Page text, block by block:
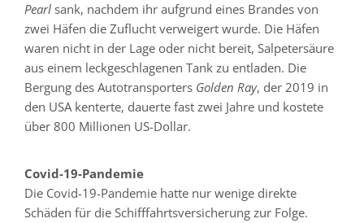
Pearl sank, nachdem ihr aufgrund eines Brandes von
zwei Häfen die Zuflucht verweigert wurde. Die Häfen
waren nicht in der Lage oder nicht bereit, Salpetersäure
aus einem leckgeschlagenen Tank zu entladen. Die
Bergung des Autotransporters Golden Ray, der 2019 in
den USA kenterte, dauerte fast zwei Jahre und kostete
über 800 Millionen US-Dollar.
Covid-19-Pandemie
Die Covid-19-Pandemie hatte nur wenige direkte
Schäden für die Schifffahrtsversicherung zur Folge.